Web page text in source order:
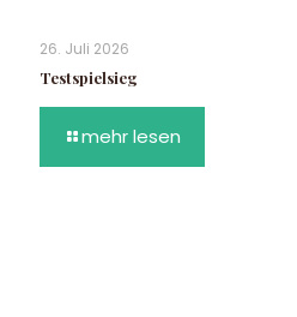
26. Juli 2026
Testspielsieg
mehr lesen